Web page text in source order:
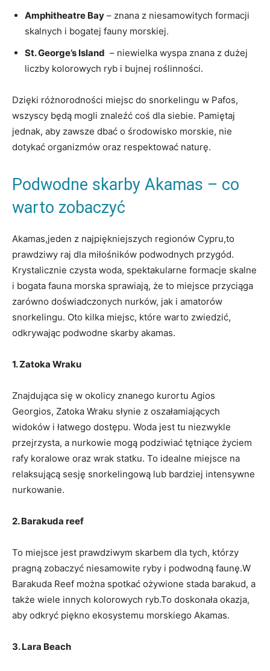
Amphitheatre Bay – znana ‌z niesamowitych ‌formacji
skalnych i bogatej‍ fauny morskiej.
St. ⁣George’s Island ‍ – niewielka wyspa znana z dużej
liczby kolorowych‍ ryb ⁣i bujnej roślinności.
Dzięki różnorodności miejsc do​ snorkelingu w Pafos,
wszyscy będą mogli znaleźć ​coś dla siebie. ​Pamiętaj
jednak, aby ‌zawsze dbać o środowisko ⁣morskie, nie
dotykać organizmów oraz respektować‌ naturę.
Podwodne ​skarby⁤ Akamas – co
warto zobaczyć
Akamas,jeden z najpiękniejszych regionów Cypru,to
prawdziwy raj dla miłośników podwodnych przygód.
Krystalicznie czysta woda, spektakularne ​formacje skalne
i bogata fauna morska⁤ sprawiają,‌ że to ⁢miejsce ⁢przyciąga
zarówno⁢ doświadczonych nurków,⁤ jak i amatorów‌
snorkelingu.⁤ Oto kilka miejsc, które warto zwiedzić,
odkrywając podwodne skarby akamas.
1.⁢ Zatoka Wraku
Znajdująca się ⁤w okolicy ⁤znanego kurortu Agios
Georgios, Zatoka Wraku słynie z⁣ oszałamiających ​
widoków i ⁤łatwego dostępu. Woda jest tu niezwykle
przejrzysta, a ‍nurkowie mogą podziwiać tętniące ‍życiem
rafy koralowe⁣ oraz ⁢wrak statku. To idealne miejsce na
relaksującą sesję snorkelingową lub bardziej intensywne
nurkowanie.
2. Barakuda reef
To miejsce jest prawdziwym skarbem dla tych, którzy
‌pragną ⁤zobaczyć niesamowite⁣ ryby i podwodną faunę.W
Barakuda Reef można spotkać ożywione stada barakud, a
także wiele innych kolorowych ryb.To doskonała okazja,
aby odkryć piękno ekosystemu morskiego Akamas.
3. Lara Beach